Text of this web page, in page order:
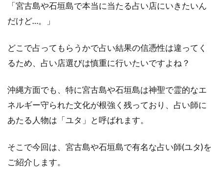
「宮古島や石垣島で本当に当たる占い店にいきたいん
だけど…。」
どこで占ってもらうかで占い結果の信憑性は違ってく
るため、占い店選びは慎重に行いたいですよね？
沖縄方面でも、特に宮古島や石垣島は神聖で霊的なエ
ネルギー守られた文化が根強く残っており、占い師に
あたる人物は「ユタ」と呼ばれます。
そこで今回は、宮古島や石垣島で有名な占い師(ユタ)を
ご紹介します。